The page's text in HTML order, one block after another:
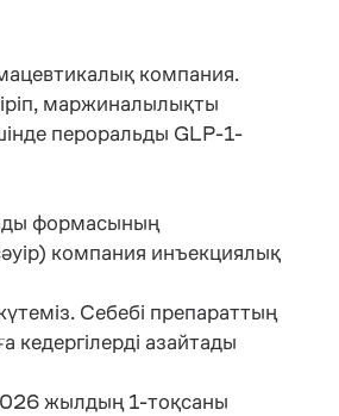
компания.
маржиналылықты
пероральды GLP-1-
формасының
компания инъекциялық
Себебі препараттың
азайтады
жылдың 1-тоқсаны